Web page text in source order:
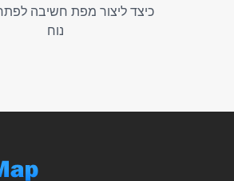
כיצד ליצור מפת חשיבה
נוח